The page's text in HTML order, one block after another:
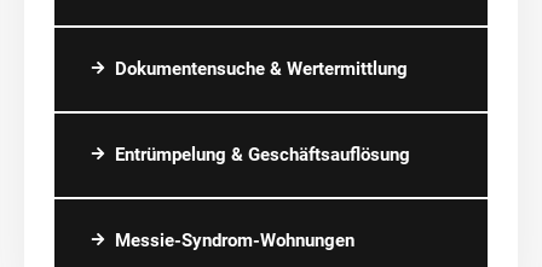
Dokumentensuche & Wertermittlung
Entrümpelung & Geschäftsauflösung
Messie-Syndrom-Wohnungen